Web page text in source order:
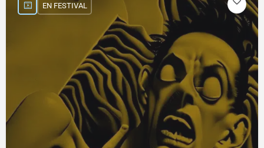
EN FESTIVAL